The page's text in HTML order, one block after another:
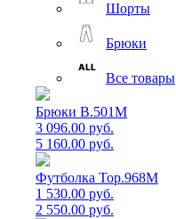
Шорты
Брюки
Все товары
Брюки B.501M
3 096.00 руб.
5 160.00 руб.
Футболка Top.968M
1 530.00 руб.
2 550.00 руб.